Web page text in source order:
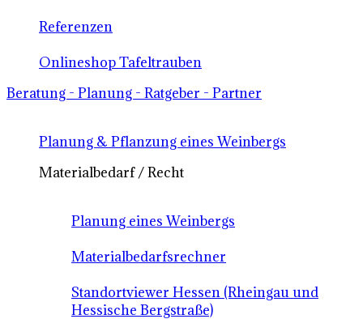
Referenzen
Onlineshop Tafeltrauben
Beratung - Planung - Ratgeber - Partner
Planung & Pflanzung eines Weinbergs
Materialbedarf / Recht
Planung eines Weinbergs
Materialbedarfsrechner
Standortviewer Hessen (Rheingau und
Hessische Bergstraße)